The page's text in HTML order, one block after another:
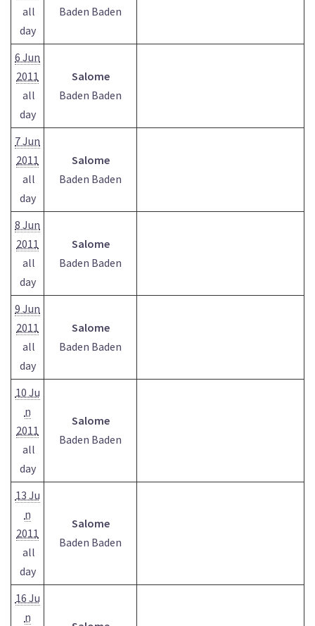
all
day
Baden Baden
6 Jun
2011
all
day
Salome
Baden Baden
7 Jun
2011
all
day
Salome
Baden Baden
8 Jun
2011
all
day
Salome
Baden Baden
9 Jun
2011
all
day
Salome
Baden Baden
10 Ju
n
2011
all
day
Salome
Baden Baden
13 Ju
n
2011
all
day
Salome
Baden Baden
16 Ju
n